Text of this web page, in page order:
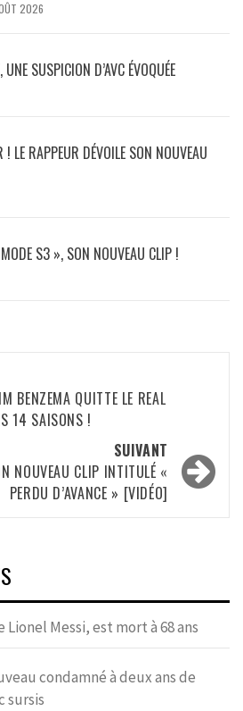
2026
SUSPICION D’AVC ÉVOQUÉE
LE RAPPEUR DÉVOILE SON NOUVEAU
S3 », SON NOUVEAU CLIP !
BENZEMA QUITTE LE REAL
14 SAISONS !
SUIVANT
NOUVEAU CLIP INTITULÉ «
PERDU D’AVANCE » [VIDÉO]
Messi, est mort à 68 ans
condamné à deux ans de
sursis